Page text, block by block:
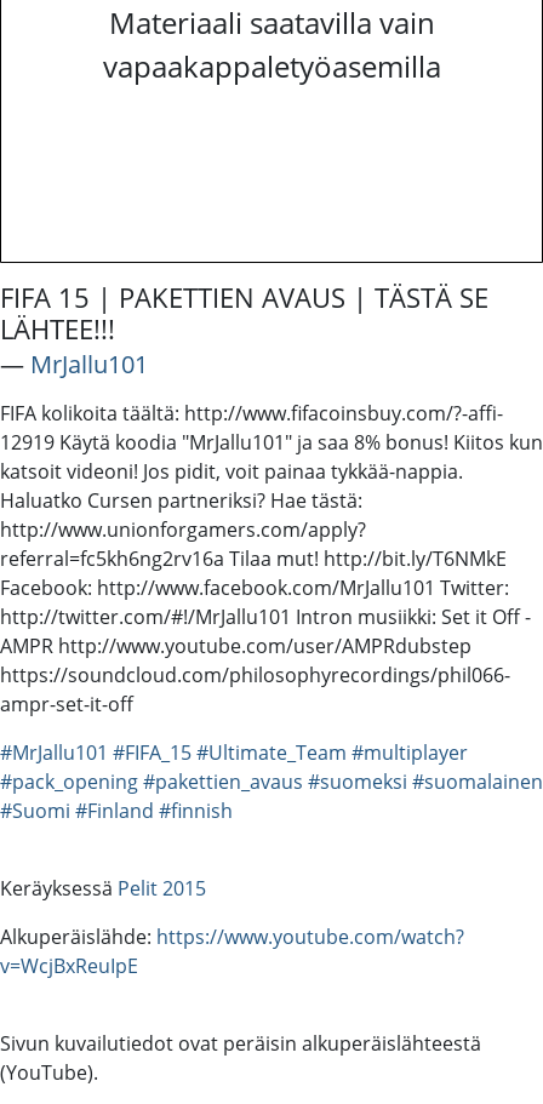
Materiaali saatavilla vain
vapaakappaletyöasemilla
FIFA 15 | PAKETTIEN AVAUS | TÄSTÄ SE
LÄHTEE!!!
― MrJallu101
FIFA kolikoita täältä: http://www.fifacoinsbuy.com/?-affi-
12919 Käytä koodia "MrJallu101" ja saa 8% bonus! Kiitos kun
katsoit videoni! Jos pidit, voit painaa tykkää-nappia.
Haluatko Cursen partneriksi? Hae tästä:
http://www.unionforgamers.com/apply?
referral=fc5kh6ng2rv16a Tilaa mut! http://bit.ly/T6NMkE
Facebook: http://www.facebook.com/MrJallu101 Twitter:
http://twitter.com/#!/MrJallu101 Intron musiikki: Set it Off -
AMPR http://www.youtube.com/user/AMPRdubstep
https://soundcloud.com/philosophyrecordings/phil066-
ampr-set-it-off
#MrJallu101 #FIFA_15#Ultimate_Team #multiplayer
#pack_opening#pakettien_avaus #suomeksi #suomalainen
#Suomi #Finland #finnish
Keräyksessä Pelit 2015
Alkuperäislähde: https://www.youtube.com/watch?
v=WcjBxReuIpE
Sivun kuvailutiedot ovat peräisin alkuperäislähteestä
(YouTube).